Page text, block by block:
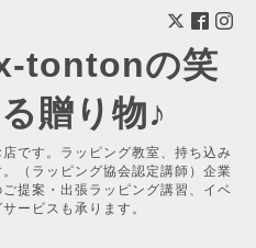
tontonの笑
贈り物♪
です。ラッピング教室、持ち込み
（ラッピング協会認定講師）企業
提案・出張ラッピング講習、イベ
ービスも承ります。